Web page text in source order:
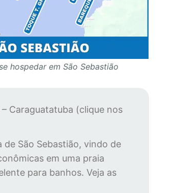
hospedar em São Sebastião
Caraguatatuba (clique nos
de São Sebastião, vindo de
em uma praia
para banhos. Veja as